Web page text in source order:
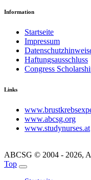
Information
Startseite
Impressum
Haftungsausschluss
Congress
Links
www.abcsg.org
www.studynurses.at
ABCSG © 2004 - 2026,
Top